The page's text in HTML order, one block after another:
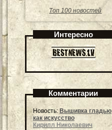
Топ 100 новостей
Интересно
Комментарии
Новость: Вышивка гладью
как искусство
Кирилл Николаевич